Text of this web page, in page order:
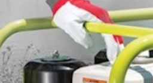
Tondeuses Robot
Remorques
Occasions